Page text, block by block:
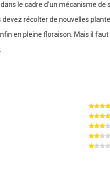
le cadre d'un mécanisme de
récolter de nouvelles
en pleine floraison. Mais il